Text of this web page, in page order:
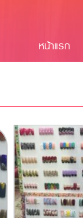
หน้าแรก